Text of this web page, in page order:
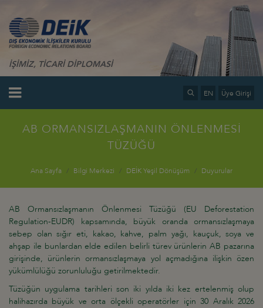
İŞİMİZ, TİCARİ DİPLOMASİ
EN Üye Girişi
AB ORMANSIZLAŞMANIN ÖNLENMESİ
TÜZÜĞÜ
Ana Sayfa Bilgi Merkezi DEİK Yeşil Dönüşüm Duyurular
AB Ormansızlaşmanın Önlenmesi Tüzüğü (EU Deforestation
Regulation-EUDR) kapsamında, büyük oranda ormansızlaşmaya
sebep olan sığır eti, kakao, kahve, palm yağı, kauçuk, soya ve
ahşap ile bunlardan elde edilen belirli türev ürünlerin AB pazarına
girişinde, ürünlerin ormansızlaşmaya yol açmadığına ilişkin özen
yükümlülüğü zorunluluğu getirilmektedir.
Tüzüğün uygulama tarihleri son iki yılda iki kez ertelenmiş olup
halihazırda büyük ve orta ölçekli operatörler için 30 Aralık 2026